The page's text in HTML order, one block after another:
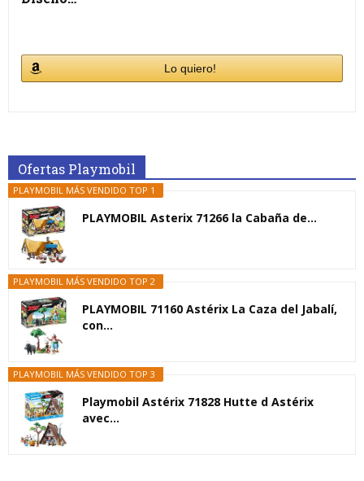
Lo quiero!
Ofertas Playmobil
PLAYMOBIL MÁS VENDIDO TOP 1
PLAYMOBIL Asterix 71266 la Cabaña de...
PLAYMOBIL MÁS VENDIDO TOP 2
PLAYMOBIL 71160 Astérix La Caza del Jabalí,
con...
PLAYMOBIL MÁS VENDIDO TOP 3
Playmobil Astérix 71828 Hutte d Astérix
avec...